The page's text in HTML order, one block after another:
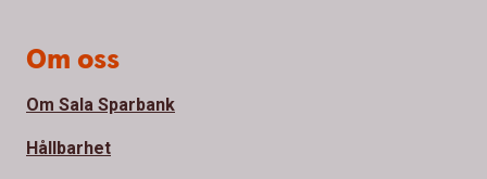
Om oss
Om Sala Sparbank
Hållbarhet